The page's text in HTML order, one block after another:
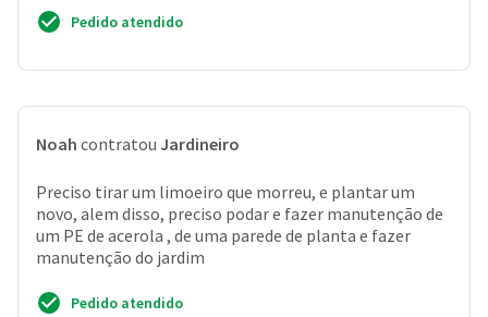
Pedido atendido
Noah contratou Jardineiro
Preciso tirar um limoeiro que morreu, e plantar um
novo, alem disso, preciso podar e fazer manutenção de
um PE de acerola , de uma parede de planta e fazer
manutenção do jardim
Pedido atendido